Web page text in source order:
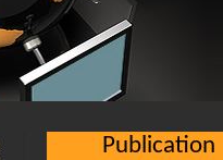
Publication